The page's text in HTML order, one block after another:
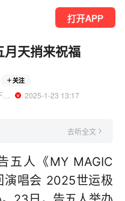
打开APP
月天捎来祝福
关注
北京青年报新媒体有限公司旗下账号
  2025-1-23 13:17
去听全文
五人《MY MAGIC
演唱会 2025世运极